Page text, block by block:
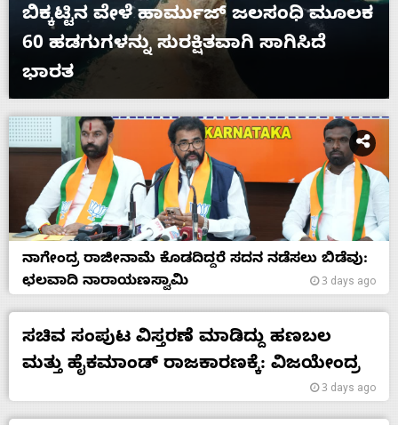
ಬಿಕ್ಕಟ್ಟಿನ ವೇಳೆ ಹಾರ್ಮುಜ್ ಜಲಸಂಧಿ ಮೂಲಕ
60 ಹಡಗುಗಳನ್ನು ಸುರಕ್ಷಿತವಾಗಿ ಸಾಗಿಸಿದೆ
ಭಾರತ
ನಾಗೇಂದ್ರ ರಾಜೀನಾಮೆ ಕೊಡದಿದ್ದರೆ ಸದನ ನಡೆಸಲು ಬಿಡೆವು:
ಛಲವಾದಿ ನಾರಾಯಣಸ್ವಾಮಿ
3 days ago
ಸಚಿವ ಸಂಪುಟ ವಿಸ್ತರಣೆ ಮಾಡಿದ್ದು ಹಣಬಲ
ಮತ್ತು ಹೈಕಮಾಂಡ್ ರಾಜಕಾರಣಕ್ಕೆ: ವಿಜಯೇಂದ್ರ
3 days ago